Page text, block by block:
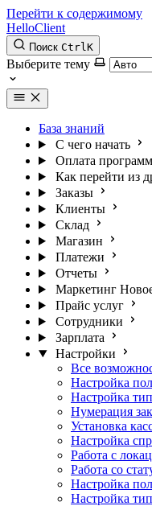
Перейти к содержимому
HelloClient
Поиск CtrlK
Выберите тему
База знаний
С чего начать
Оплата
Как перейти из
Заказы
Клиенты
Склад
Магазин
Платежи
Отчеты
Маркетинг
Прайс услуг
Сотрудники
Зарплата
Настройки
Все
Настройка
Настройка
Нумерация
Установка
Настройка
Работа с
Работа со
Настройка
Настройка